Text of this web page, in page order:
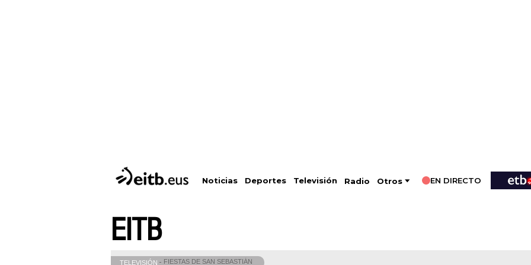
Noticias Deportes Televisión Radio Otros EN DIRECTO
EITB
TELEVISIÓN FIESTAS DE SAN SEBASTIÁN